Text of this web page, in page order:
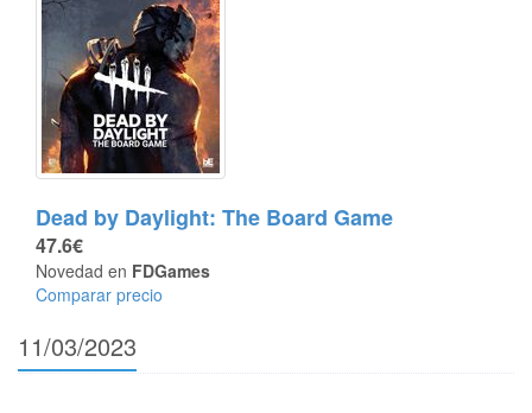
Dead by Daylight: The Board Game
47.6€
Novedad en FDGames
Comparar precio
11/03/2023